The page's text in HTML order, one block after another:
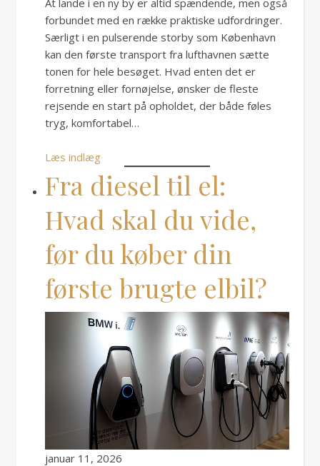
At lande i en ny by er altid spændende, men også
forbundet med en række praktiske udfordringer.
Særligt i en pulserende storby som København
kan den første transport fra lufthavnen sætte
tonen for hele besøget. Hvad enten det er
forretning eller fornøjelse, ønsker de fleste
rejsende en start på opholdet, der både føles
tryg, komfortabel…
Læs indlæg
Fra diesel til el:
Hvad skal du vide,
før du køber din
første brugte elbil?
januar 11, 2026